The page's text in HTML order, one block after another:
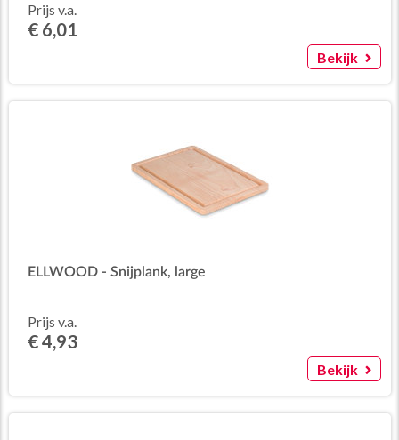
Prijs v.a.
€ 6,01
Bekijk
ELLWOOD - Snijplank, large
Prijs v.a.
€ 4,93
Bekijk